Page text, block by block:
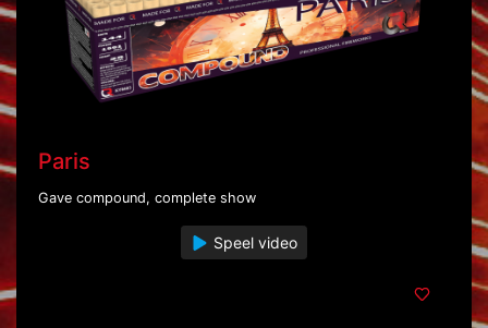
Paris
Gave compound, complete show
Speel video